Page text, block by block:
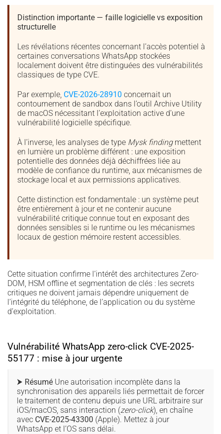
Distinction importante — faille logicielle vs exposition
structurelle
Les révélations récentes concernant l’accès potentiel à
certaines conversations WhatsApp stockées
localement doivent être distinguées des vulnérabilités
classiques de type CVE.
Par exemple, CVE-2026-28910 concernait un
contournement de sandbox dans l’outil Archive Utility
de macOS nécessitant l’exploitation active d’une
vulnérabilité logicielle spécifique.
À l’inverse, les analyses de type Mysk findingmettent
en lumière un problème différent : une exposition
potentielle des données déjà déchiffrées liée au
modèle de confiance du runtime, aux mécanismes de
stockage local et aux permissions applicatives.
Cette distinction est fondamentale : un système peut
être entièrement à jour et ne contenir aucune
vulnérabilité critique connue tout en exposant des
données sensibles si le runtime ou les mécanismes
locaux de gestion mémoire restent accessibles.
Cette situation confirme l’intérêt des architectures Zero-
DOM, HSM offline et segmentation de clés : les secrets
critiques ne doivent jamais dépendre uniquement de
l’intégrité du téléphone, de l’application ou du système
d’exploitation.
Vulnérabilité WhatsApp zero-click CVE-2025-
55177 : mise à jour urgente
⮞ Résumé Une autorisation incomplète dans la
synchronisation des appareils liés permettait de forcer
le traitement de contenu depuis une URL arbitraire sur
iOS/macOS, sans interaction (zero-click), en chaîne
avec CVE-2025-43300 (Apple). Mettez à jour
WhatsApp et l’OS sans délai.